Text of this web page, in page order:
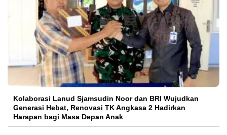
Kolaborasi Lanud Sjamsudin Noor dan BRI Wujudkan
Generasi Hebat, Renovasi TK Angkasa 2 Hadirkan
Harapan bagi Masa Depan Anak